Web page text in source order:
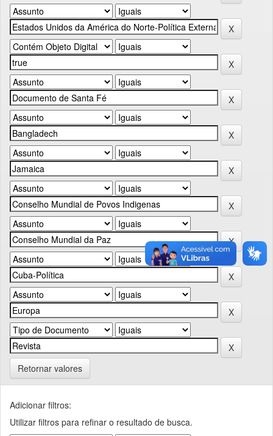
Retornar valores
Adicionar filtros:
Utilizar filtros para refinar o resultado de busca.